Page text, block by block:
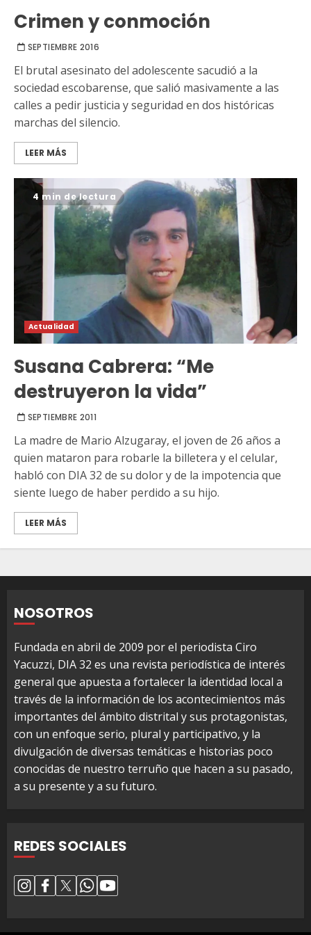
Crimen y conmoción
SEPTIEMBRE 2016
El brutal asesinato del adolescente sacudió a la
sociedad escobarense, que salió masivamente a las
calles a pedir justicia y seguridad en dos históricas
marchas del silencio.
LEER MÁS
4 min de lectura
Actualidad
Susana Cabrera: “Me
destruyeron la vida”
SEPTIEMBRE 2011
La madre de Mario Alzugaray, el joven de 26 años a
quien mataron para robarle la billetera y el celular,
habló con DIA 32 de su dolor y de la impotencia que
siente luego de haber perdido a su hijo.
LEER MÁS
NOSOTROS
Fundada en abril de 2009 por el periodista Ciro
Yacuzzi, DIA 32 es una revista periodística de interés
general que apuesta a fortalecer la identidad local a
través de la información de los acontecimientos más
importantes del ámbito distrital y sus protagonistas,
con un enfoque serio, plural y participativo, y la
divulgación de diversas temáticas e historias poco
conocidas de nuestro terruño que hacen a su pasado,
a su presente y a su futuro.
REDES SOCIALES